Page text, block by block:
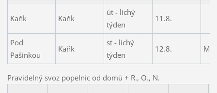
Kaňk Kaňk
út - lichý
týden
11.8.
Pod
Pašinkou
Kaňk
st - lichý
týden
12.8.
Pravidelný svoz popelnic od domů + R., O., N.